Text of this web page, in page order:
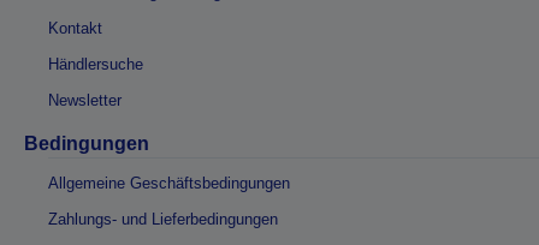
Kontakt
Händlersuche
Newsletter
Bedingungen
Allgemeine Geschäftsbedingungen
Zahlungs- und Lieferbedingungen